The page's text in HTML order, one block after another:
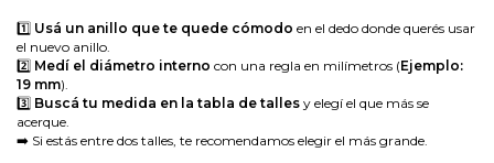
1️⃣ Usá un anillo que te quede cómodo en el dedo donde querés usar
el nuevo anillo.
2️⃣ Medí el diámetro interno con una regla en milímetros (Ejemplo:
19 mm).
3️⃣ Buscá tu medida en la tabla de talles y elegí el que más se
acerque.
➡️ Si estás entre dos talles, te recomendamos elegir el más grande.